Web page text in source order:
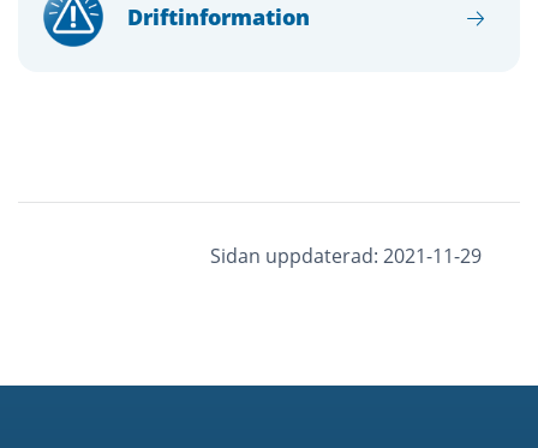
Driftinformation
Sidan uppdaterad: 2021-11-29